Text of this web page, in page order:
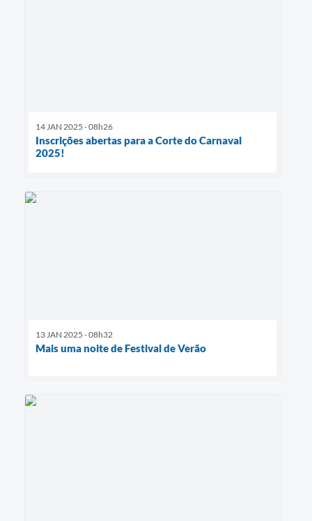
14 JAN 2025 - 08h26
Inscrições abertas para a Corte do Carnaval
2025!
13 JAN 2025 - 08h32
Mais uma noite de Festival de Verão